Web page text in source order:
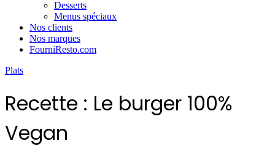
Desserts
Menus spéciaux
Nos clients
Nos marques
FourniResto.com
Plats
Recette : Le burger 100%
Vegan